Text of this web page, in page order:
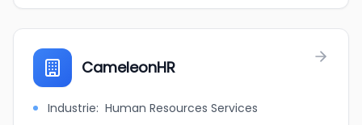
CameleonHR
Industrie: Human Resources Services